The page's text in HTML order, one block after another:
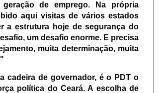
de emprego. Na própria
aqui visitas de vários estados
a estrutura hoje de segurança do
um desafio enorme. E precisa
muita determinação, muita
cadeira de governador, é o PDT o
política do Ceará. A escolha de